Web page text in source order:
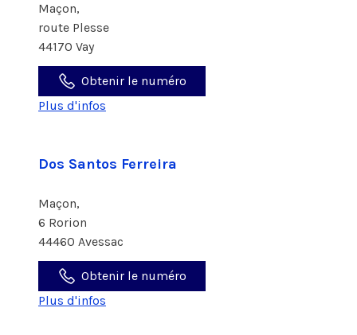
Maçon,
route Plesse
44170 Vay
Obtenir le numéro
Plus d'infos
Dos Santos Ferreira
Maçon,
6 Rorion
44460 Avessac
Obtenir le numéro
Plus d'infos